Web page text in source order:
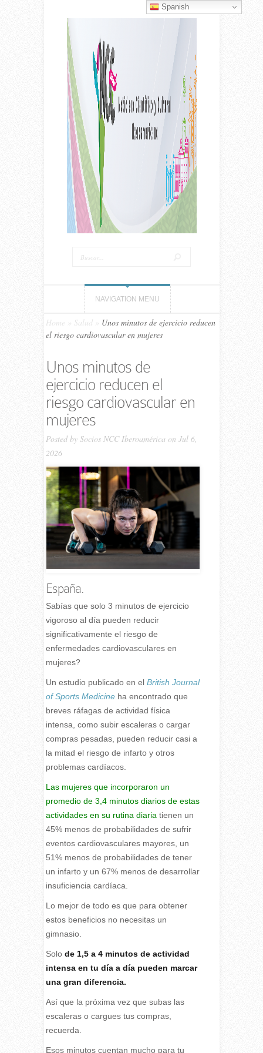
NAVIGATION MENU
Home Salud
Unos minutos de ejercicio reducen
el riesgo cardiovascular en mujeres
Unos minutos de
ejercicio reducen el
riesgo cardiovascular en
mujeres
Posted by Socios NCC Iberoamérica on Jul 6,
2026
España.
Sabías que solo 3 minutos de ejercicio
vigoroso al día pueden reducir
significativamente el riesgo de
enfermedades cardiovasculares en
mujeres?
Un estudio publicado en el British Journal
of Sports Medicineha encontrado que
breves ráfagas de actividad física
intensa, como subir escaleras o cargar
compras pesadas, pueden reducir casi a
la mitad el riesgo de infarto y otros
problemas cardíacos.
Las mujeres que incorporaron un
promedio de 3,4 minutos diarios de estas
actividades en su rutina diaria tienen un
45% menos de probabilidades de sufrir
eventos cardiovasculares mayores, un
51% menos de probabilidades de tener
un infarto y un 67% menos de desarrollar
insuficiencia cardíaca.
Lo mejor de todo es que para obtener
estos beneficios no necesitas un
gimnasio.
Solode 1,5 a 4 minutos de actividad
intensa en tu día a día pueden marcar
una gran diferencia.
Así que la próxima vez que subas las
escaleras o cargues tus compras,
recuerda.
Esos minutos cuentan mucho para tu
Spanish